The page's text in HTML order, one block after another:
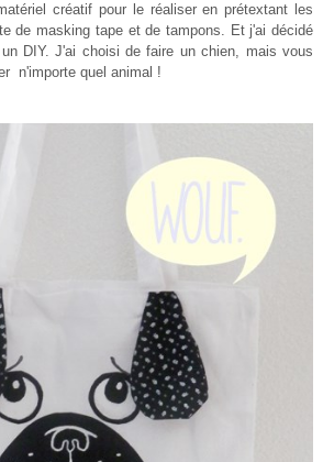
créatif pour le réaliser en prétextant les
de masking tape et de tampons. Et j'ai décidé
DIY. J'ai choisi de faire un chien, mais vous
n'importe quel animal !